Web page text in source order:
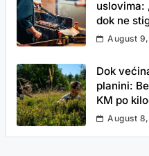
uslovima:
dok ne
August
Dok
planini:
KM po
August